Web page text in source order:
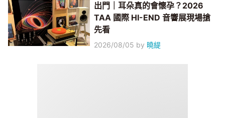
出門｜耳朵真的會懷孕？2026
TAA 國際 HI-END 音響展現場搶
先看
2026/08/05 by 曉緹